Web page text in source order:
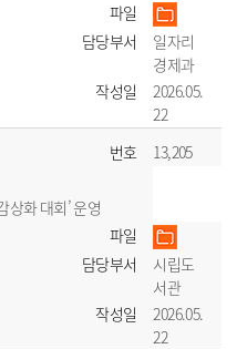
파일
담당부서
일자리
경제과
작성일
2026.05.
22
번호
13,205
상화 대회’ 운영
파일
담당부서
시립도
서관
작성일
2026.05.
22